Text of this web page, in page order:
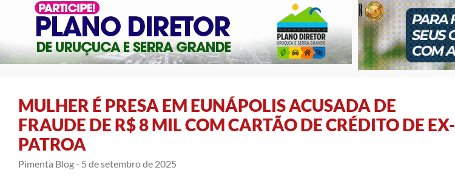
MULHER É PRESA EM EUNÁPOLIS ACUSADA DE
FRAUDE DE R$ 8 MIL COM CARTÃO DE CRÉDITO DE EX-
PATROA
Pimenta Blog - 5 de setembro de 2025